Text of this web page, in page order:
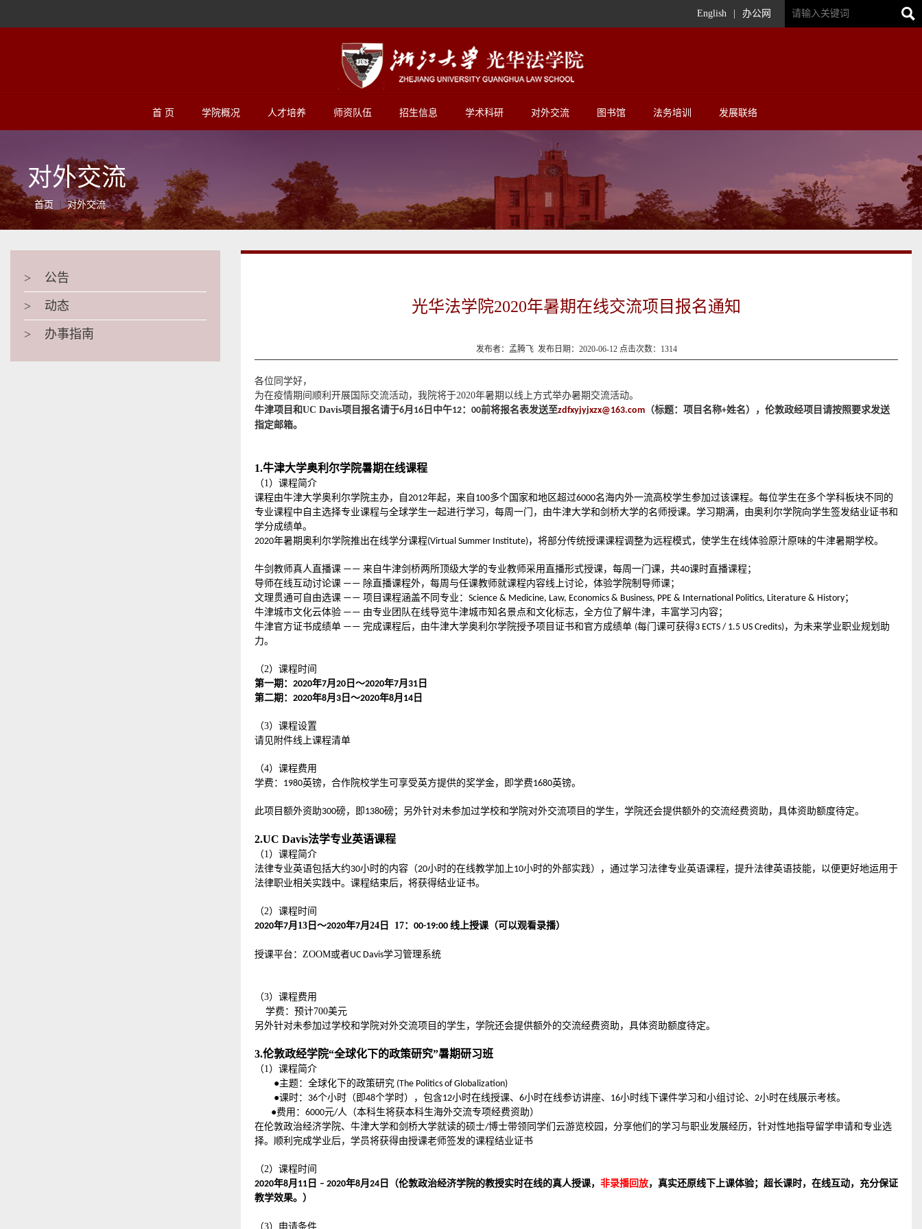
English 办公网
首 页 学院概况 人才培养 师资队伍 招生信息 学术科研 对外交流 图书馆 法务培训 发展联络
对外交流
首页 对外交流
> 公告
> 动态
> 办事指南
光华法学院2020年暑期在线交流项目报名通知
发布者：孟腾飞 发布日期：2020-06-12 点击次数： 1314
各位同学好，
为在疫情期间顺利开展国际交流活动，我院将于2020年暑期以线上方式举办暑期交流活动。
牛津项目和UC Davis项目报名请于6月 16 日中午12： 00前将报名表发送至zdfxyjyjxzx@163.com （标题：项目名称+姓名），伦敦政经项目请按照要求发送
指定邮箱。
1.牛津大学奥利尔学院暑期在线课程
（1）课程简介
课程由牛津大学奥利尔学院主办，自 2012年起，来自 100多个国家和地区超过6000名海内外一流高校学生参加过该课程。每位学生在多个学科板块不同的
专业课程中自主选择专业课程与全球学生一起进行学习，每周一门，由牛津大学和剑桥大学的名师授课。学习期满，由奥利尔学院向学生签发结业证书和
学分成绩单。
2020年暑期奥利尔学院推出在线学分课程(Virtual Summer Institute)，将部分传统授课课程调整为远程模式，使学生在线体验原汁原味的牛津暑期学校。
牛剑教师真人直播课 —— 来自牛津剑桥两所顶级大学的专业教师采用直播形式授课，每周一门课，共40课时直播课程；
导师在线互动讨论课 —— 除直播课程外，每周与任课教师就课程内容线上讨论，体验学院制导师课；
文理贯通可自由选课 —— 项目课程涵盖不同专业： Science & Medicine, Law, Economics & Business, PPE & International Politics, Literature & History；
牛津城市文化云体验 —— 由专业团队在线导览牛津城市知名景点和文化标志，全方位了解牛津，丰富学习内容；
牛津官方证书成绩单 —— 完成课程后，由牛津大学奥利尔学院授予项目证书和官方成绩单 (每门课可获得3 ECTS / 1.5 US Credits)，为未来学业职业规划助
力。
（2） 课程时间
第一期： 2020年7月 20 日～2020年7月 31 日
第二期： 2020年8月 3 日～2020年8月 14 日
（3） 课程设置
请见附件线上课程清单
（4） 课程费用
学费： 1980英镑，合作院校学生可享受英方提供的奖学金，即学费1680英镑。
此项目额外资助300磅，即1380磅；另外针对未参加过学校和学院对外交流项目的学生，学院还会提供额外的交流经费资助，具体资助额度待定。
2.UC Davis法学专业英语课程
（1）课程简介
法律专业英语包括大约30小时的内容 （20小时的在线教学加上10小时的外部实践）， 通过学习法律专业英语课程，提升法律英语技能， 以便 更好地运用于
法律职业相关实践中。课程结束后，将获得结业证书。
（2） 课程时间
2020年7月 13 日～2020年7月 24 日 17： 00-19:00 线上授课（可以观看录播）
授课平台： ZOOM或者UC Davis学习管理系统
（3） 课程费用
学费： 预计700美元
另外针对未参加过学校和学院对外交流项目的学生，学院还会提供额外的交流经费资助，具体资助额度待定。
3.伦敦政经学院“全球化下的政策研究”暑期研习班
（1）课程简介
●主题：全球化下的政策研究 (The Politics of Globalization)
●课时： 36个小时（即48个学时），包含12小时在线授课、 6小时在线参访讲座、 16小时线下课件学习和小组讨论、 2小时在线展示考核。
●费用： 6000元/人（本科生将获本科生海外交流专项经费资助）
在伦敦政治经济学院、牛津大学和剑桥大学就读的硕士/博士带领同学们云游览校园，分享他们的学习与职业发展经历，针对性地指导留学申请和专业选
择。顺利完成学业后，学员将获得由授课老师签发的课程结业证书
（2）课程时间
2020年8月 11 日 – 2020年8月 24 日 （伦敦政治经济学院的教授实时在线的真人授课， 非录播回放，真实还原线下上课体验；超长课时，在线互动，充分保证
教学效果。 ）
（3）申请条件